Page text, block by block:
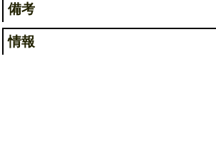
備考
情報